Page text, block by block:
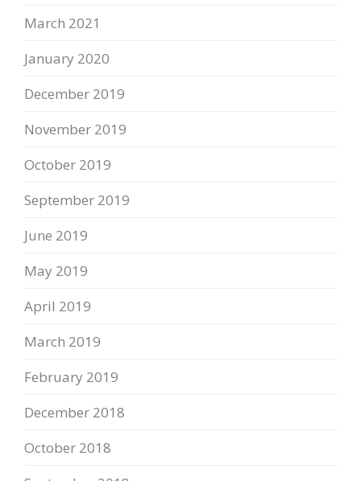
March 2021
January 2020
December 2019
November 2019
October 2019
September 2019
June 2019
May 2019
April 2019
March 2019
February 2019
December 2018
October 2018